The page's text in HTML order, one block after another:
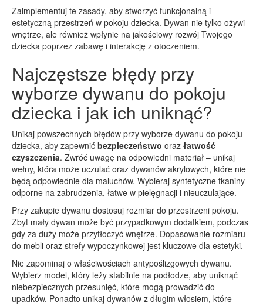
Zaimplementuj te zasady, aby stworzyć funkcjonalną i
estetyczną przestrzeń w pokoju dziecka. Dywan nie tylko ożywi
wnętrze, ale również wpłynie na jakościowy rozwój Twojego
dziecka poprzez zabawę i interakcję z otoczeniem.
Najczęstsze błędy przy
wyborze dywanu do pokoju
dziecka i jak ich uniknąć?
Unikaj powszechnych błędów przy wyborze dywanu do pokoju
dziecka, aby zapewnić bezpieczeństwo oraz łatwość
czyszczenia. Zwróć uwagę na odpowiedni materiał – unikaj
wełny, która może uczulać oraz dywanów akrylowych, które nie
będą odpowiednie dla maluchów. Wybieraj syntetyczne tkaniny
odporne na zabrudzenia, łatwe w pielęgnacji i nieuczulające.
Przy zakupie dywanu dostosuj rozmiar do przestrzeni pokoju.
Zbyt mały dywan może być przypadkowym dodatkiem, podczas
gdy za duży może przytłoczyć wnętrze. Dopasowanie rozmiaru
do mebli oraz strefy wypoczynkowej jest kluczowe dla estetyki.
Nie zapominaj o właściwościach antypoślizgowych dywanu.
Wybierz model, który leży stabilnie na podłodze, aby uniknąć
niebezpiecznych przesunięć, które mogą prowadzić do
upadków. Ponadto unikaj dywanów z długim włosiem, które